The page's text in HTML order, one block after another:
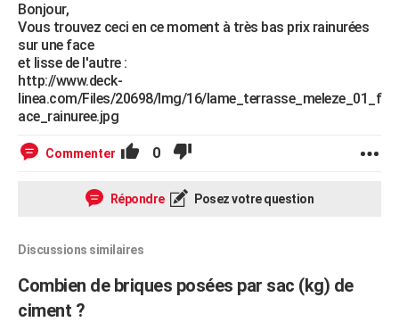
Bonjour,
Vous trouvez ceci en ce moment à très bas prix rainurées
sur une face
et lisse de l'autre :
http://www.deck-
linea.com/Files/20698/Img/16/lame_terrasse_meleze_01_f
ace_rainuree.jpg
Commenter 0
Répondre Posez votre question
Discussions similaires
Combien de briques posées par sac (kg) de
ciment ?